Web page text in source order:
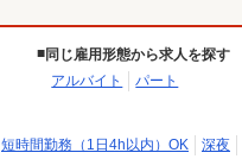
同じ雇用形態から求人を探す
アルバイト
パート
短時間勤務（1日4h以内）OK 深夜